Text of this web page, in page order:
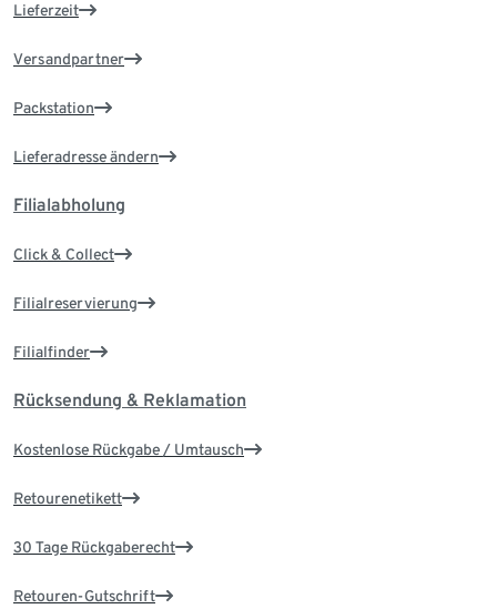
Lieferzeit
Versandpartner
Packstation
Lieferadresse ändern
Filialabholung
Click & Collect
Filialreservierung
Filialfinder
Rücksendung & Reklamation
Kostenlose Rückgabe / Umtausch
Retourenetikett
30 Tage Rückgaberecht
Retouren-Gutschrift